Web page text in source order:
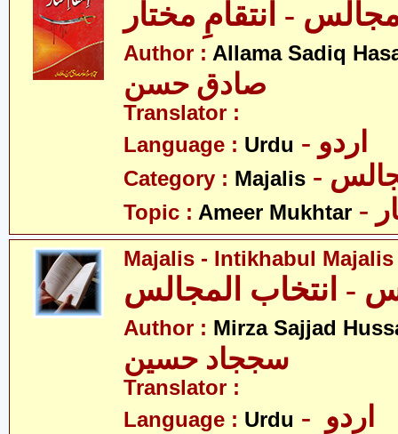
- انتقامِ مختار
Author : Allama Sadiq
صادق حسن
Translator :
Language : Urdu - اردو
Category : Majalis
Topic : Ameer Mukhtar
Majalis - Intikhabul Majalis
Author : Mirza Sajjad
سججاد حسین
Translator :
Language : Urdu